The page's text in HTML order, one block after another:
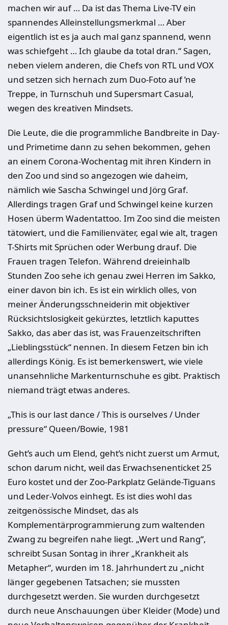
machen wir auf … Da ist das Thema Live-TV ein
spannendes Alleinstellungsmerkmal … Aber
eigentlich ist es ja auch mal ganz spannend, wenn
was schiefgeht … Ich glaube da total dran.“ Sagen,
neben vielem anderen, die Chefs von RTL und VOX
und setzen sich hernach zum Duo-Foto auf ’ne
Treppe, in Turnschuh und Supersmart Casual,
wegen des kreativen Mindsets.
Die Leute, die die programmliche Bandbreite in Day-
und Primetime dann zu sehen bekommen, gehen
an einem Corona-Wochentag mit ihren Kindern in
den Zoo und sind so angezogen wie daheim,
nämlich wie Sascha Schwingel und Jörg Graf.
Allerdings tragen Graf und Schwingel keine kurzen
Hosen überm Wadentattoo. Im Zoo sind die meisten
tätowiert, und die Familienväter, egal wie alt, tragen
T-Shirts mit Sprüchen oder Werbung drauf. Die
Frauen tragen Telefon. Während dreieinhalb
Stunden Zoo sehe ich genau zwei Herren im Sakko,
einer davon bin ich. Es ist ein wirklich olles, von
meiner Änderungsschneiderin mit objektiver
Rücksichtslosigkeit gekürztes, letztlich kaputtes
Sakko, das aber das ist, was Frauenzeitschriften
„Lieblingsstück“ nennen. In diesem Fetzen bin ich
allerdings König. Es ist bemerkenswert, wie viele
unansehnliche Markenturnschuhe es gibt. Praktisch
niemand trägt etwas anderes.
„This is our last dance / This is ourselves / Under
pressure“ Queen/Bowie, 1981
Geht’s auch um Elend, geht’s nicht zuerst um Armut,
schon darum nicht, weil das Erwachsenenticket 25
Euro kostet und der Zoo-Parkplatz Gelände-Tiguans
und Leder-Volvos einhegt. Es ist dies wohl das
zeitgenössische Mindset, das als
Komplementärprogrammierung zum waltenden
Zwang zu begreifen nahe liegt. „Wert und Rang“,
schreibt Susan Sontag in ihrer „Krankheit als
Metapher“, wurden im 18. Jahrhundert zu „nicht
länger gegebenen Tatsachen; sie mussten
durchgesetzt werden. Sie wurden durchgesetzt
durch neue Anschauungen über Kleider (Mode) und